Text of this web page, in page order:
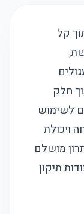
קל
חלק
לשימוש
ויכולת
מושלם
תיקון